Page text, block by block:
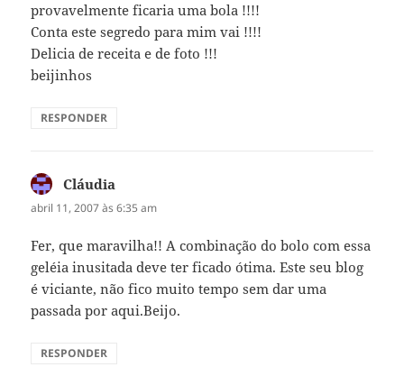
provavelmente ficaria uma bola !!!!
Conta este segredo para mim vai !!!!
Delicia de receita e de foto !!!
beijinhos
RESPONDER
Cláudia
abril 11, 2007 às 6:35 am
Fer, que maravilha!! A combinação do bolo com essa
geléia inusitada deve ter ficado ótima. Este seu blog
é viciante, não fico muito tempo sem dar uma
passada por aqui.Beijo.
RESPONDER